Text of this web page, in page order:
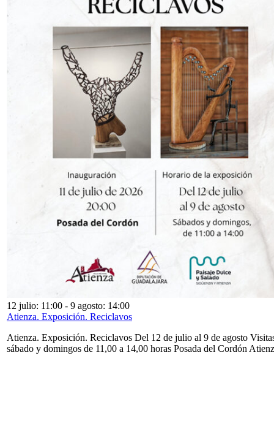
12 julio: 11:00 - 9 agosto: 14:00
Atienza. Exposición. Reciclavos
Atienza. Exposición. Reciclavos Del 12 de julio al 9 de agosto
sábado y domingos de 11,00 a 14,00 horas Posada del Cordón